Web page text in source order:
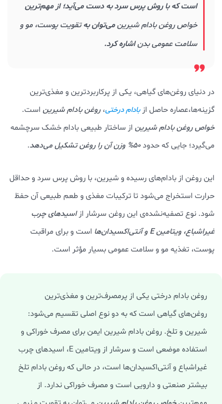
است که با روش پرس سرد به دست می‌آید؛ از مهم‌ترین
خواص روغن بادام شيرينمی‌توان بهتقویت پوست، مو و
سلامت عمومی بدناشاره کرد.
در دنیای روغن‌های گیاهی، یکی از پرکاربردترین و مغذی‌ترین
گزینه‌ها،عصاره حاصل ازبادام درختی،روغن بادام شیرین است.
خواص روغن بادام شيرين از ساختار طبیعی بادام خشک سرچشمه
می‌گیرد؛ جایی که حدود
تشکیل می‌دهد.
این روغن از بادام‌های رسیده و شیرین، با روش پرس سرد و حداقل
حرارت استخراج می‌شود تا ترکیبات مغذی و طعم طبیعی آن حفظ
شود. نوع تصفیه‌نشده‌ی این روغن سرشار از اسیدهای چرب
غیراشباع، ویتامین E و آنتی‌اکسیدان‌ها
است و برای مراقبت
پوست، تغذیه مو و سلامت عمومی بسیار مؤثر است.
روغن بادام درختی یکی از پرمصرف‌ترین و مغذی‌ترین
روغن‌های گیاهی است که به دو نوع اصلی تقسیم می‌شود:
شیرین و تلخ. روغن بادام شیرین ایمن برای مصرف خوراکی و
استفاده موضعی است و سرشار از ویتامین E، اسیدهای چرب
غیراشباع و آنتی‌اکسیدان‌ها است، در حالی که روغن بادام تلخ
بیشتر صنعتی و دارویی است و مصرف خوراکی ندارد. از